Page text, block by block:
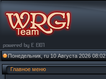
Понедельник, ru 10 Августа 2026 08:02
Главное меню